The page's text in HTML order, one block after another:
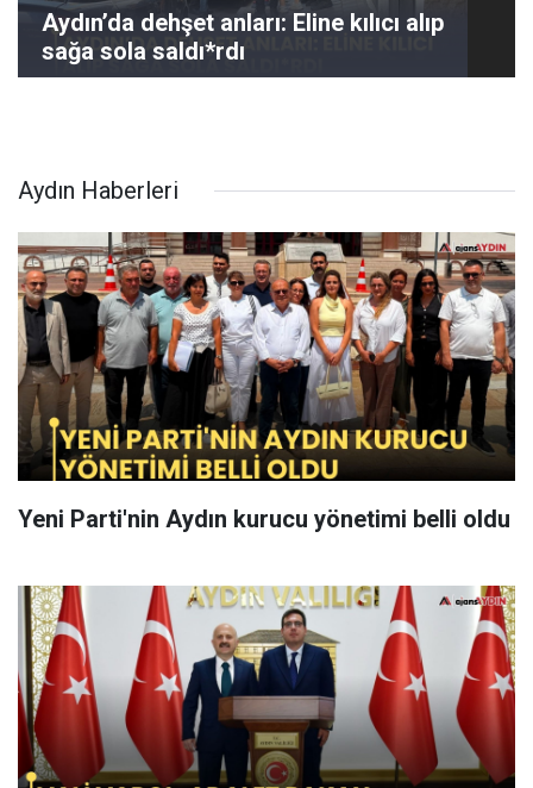
Aydın’da dehşet anları: Eline kılıcı alıp
sağa sola saldı*rdı
Aydın Haberleri
Yeni Parti'nin Aydın kurucu yönetimi belli oldu